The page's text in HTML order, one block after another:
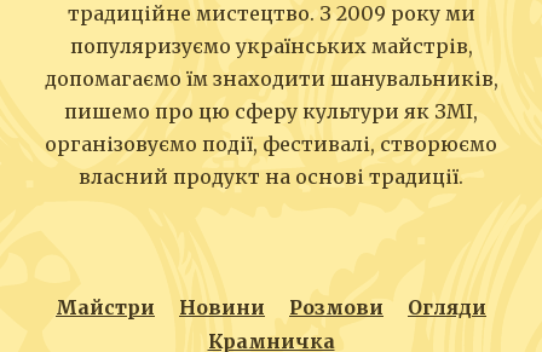
традиційне мистецтво. З 2009 року ми
популяризуємо українських майстрів,
допомагаємо їм знаходити шанувальників,
пишемо про цю сферу культури як ЗМІ,
організовуємо події, фестивалі, створюємо
власний продукт на основі традиції.
Майстри Новини Розмови
Огляди
Крамничка